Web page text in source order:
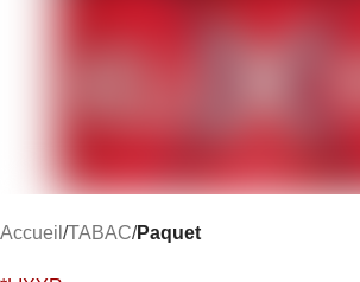
Accueil TABAC Paquet